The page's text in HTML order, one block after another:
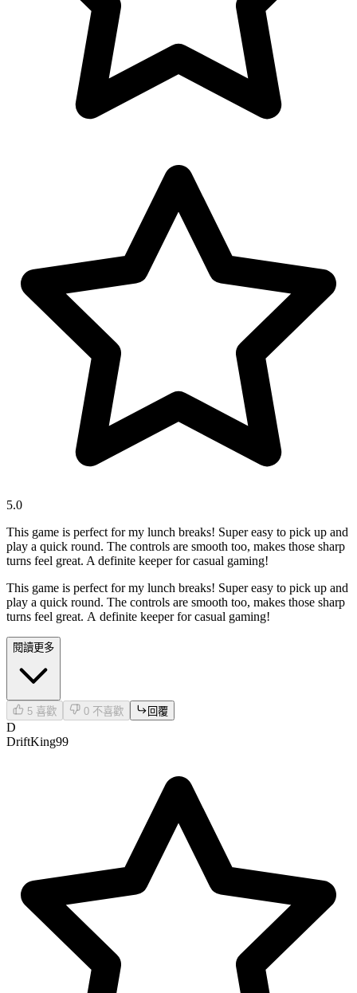
5.0
This game is perfect for my lunch breaks! Super easy to pick up and
play a quick round. The controls are smooth too, makes those sharp
turns feel great. A definite keeper for casual gaming!
This game is perfect for my lunch breaks! Super easy to pick up and
play a quick round. The controls are smooth too, makes those sharp
turns feel great. A definite keeper for casual gaming!
閱讀更多
5 喜歡 0 不喜歡 回覆
D
DriftKing99